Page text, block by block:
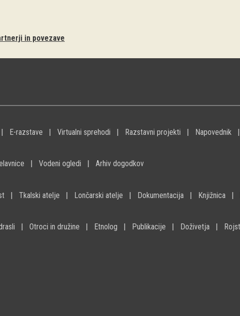
in povezave
E-razstave Virtualni sprehodi Razstavni projekti Napovednik
Vodeni ogledi Arhiv dogodkov
Tkalski atelje Lončarski atelje Dokumentacija Knjižnica
Otroci in družine Etnolog Publikacije Doživetja